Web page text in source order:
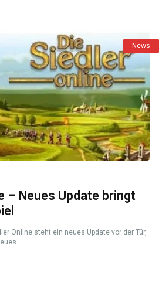
News
– Neues Update bringt
Online steht ein neues Update vor der Tür,
...